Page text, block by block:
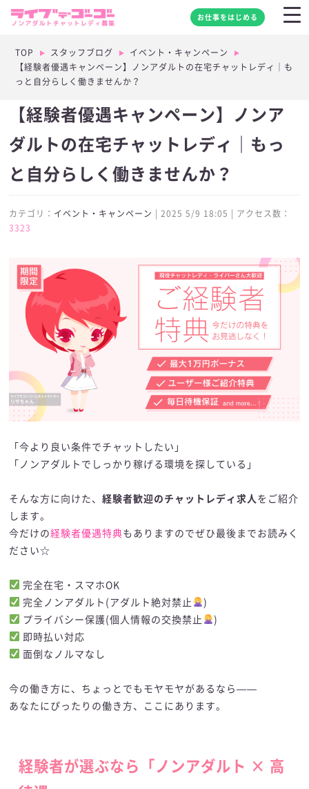
お仕事をはじめる
TOP スタッフブログ
イベント・キャンペーン
【経験者優遇キャンペーン】ノンアダルトの在宅チャットレディ｜も
っと自分らしく働きませんか？
【経験者優遇キャンペーン】ノンア
ダルトの在宅チャットレディ｜もっ
と自分らしく働きませんか？
カテゴリ： イベント・キャンペーン
| 2025 5/9 18:05 | アクセス数：
3323
「今より良い条件でチャットしたい」
「ノンアダルトでしっかり稼げる環境を探している」
そんな方に向けた、経験者歓迎のチャットレディ求人 をご紹介
します。
今だけの経験者優遇特典もありますのでぜひ最後までお読みく
ださい☆
完全在宅・スマホOK
完全ノンアダルト(アダルト絶対禁止
)
プライバシー保護(個人情報の交換禁止
)
即時払い対応
面倒なノルマなし
今の働き方に、ちょっとでもモヤモヤがあるなら——
あなたにぴったりの働き方、ここにあります。
経験者が選ぶなら「ノンアダルト × 高